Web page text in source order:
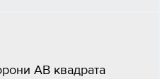
АВ квадрата